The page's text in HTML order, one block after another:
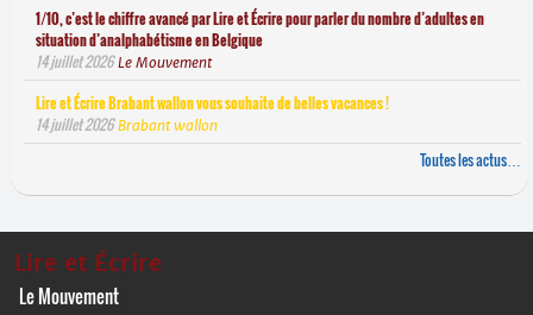
1/10, c’est le chiffre avancé par Lire et Écrire pour parler du nombre d’adultes en
situation d’analphabétisme en Belgique
14 juillet 2026 Le Mouvement
Lire et Écrire Brabant wallon vous souhaite de belles vacances !
14 juillet 2026 Brabant wallon
Toutes les actus…
Lire et Écrire
Le Mouvement